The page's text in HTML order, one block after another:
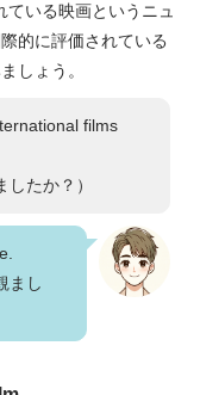
ている映画というニュ
的に評価されている
しょう。
films
したか？）
まし